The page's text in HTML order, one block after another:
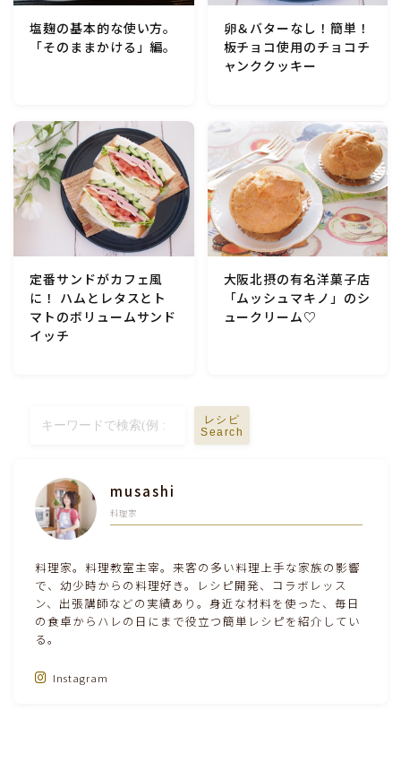
供の日・七夕等)
乾物・海藻・麩料理
漬物・ピクルス・保存食・発酵食品
圧力鍋使用の料理
ソース・ドレッシング・たれ・ディップ類
ドリンク・シロップ・ジャム類
テーブルコーディネート・食器・調理器具
離乳食・キッズメニュー
その他徒然
塩麹の基本的な使い方。
「そのままかける」編。
卵＆バターなし！簡単！
板チョコ使用のチョコチ
ャンククッキー
定番サンドがカフェ風
に！ ハムとレタスとト
マトのボリュームサンド
イッチ
大阪北摂の有名洋菓子店
「ムッシュマキノ」のシ
ュークリーム♡
レシピ
Search
musashi
料理家
料理家。料理教室主宰。来客の多い料理上手な家族の影響
で、幼少時からの料理好き。レシピ開発、コラボレッス
ン、出張講師などの実績あり。身近な材料を使った、毎日
の食卓からハレの日にまで役立つ簡単レシピを紹介してい
る。
Instagram